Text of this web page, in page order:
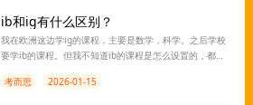
ib和ig有什么区别？
我在欧洲这边学ig的课程，主要是数学，科学。之后学校
要学ib的课程。但我不知道ib的课程是怎么设置的，都有
吗？成绩是怎么计算的呢？
考而思 2026-01-15